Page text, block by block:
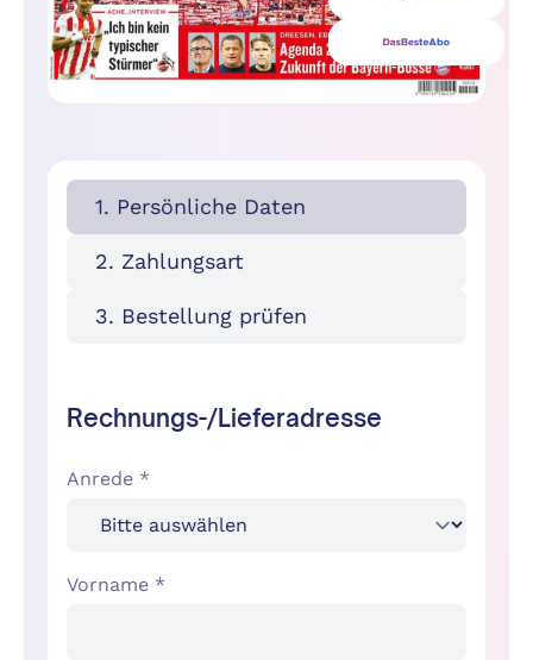
1. Persönliche Daten
2. Zahlungsart
3. Bestellung prüfen
Rechnungs-/Lieferadresse
Anrede *
Vorname *